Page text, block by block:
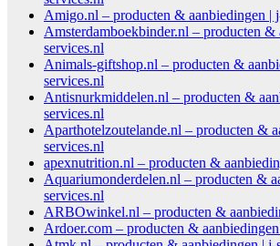
Amigo.nl – producten & aanbiedingen |
Amsterdamboekbinder.nl – producten &
services.nl
Animals-giftshop.nl – producten &
services.nl
Antisnurkmiddelen.nl – producten &
services.nl
Aparthotelzoutelande.nl – producten &
services.nl
apexnutrition.nl – producten &
Aquariumonderdelen.nl – producten &
services.nl
ARBOwinkel.nl – producten &
Ardoer.com – producten &